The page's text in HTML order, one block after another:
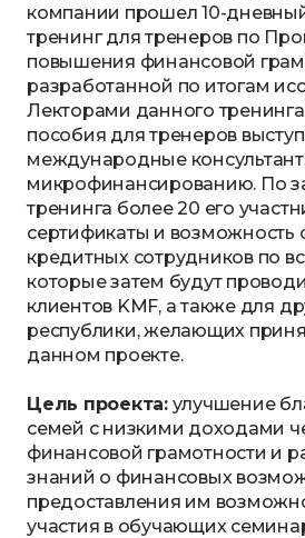
компании прошел 10-
тренинг для тренеров по
повышения финансовой
разработанной по итогам
Лекторами данного
пособия для тренеров
международные
микрофинансированию. По
тренинга более 20 его
сертификаты и возможность
кредитных сотрудников по
которые затем будут
клиентов KMF, а также для
республики, желающих
данном проекте.
Цель проекта:улучшение
семей с низкими доходами
финансовой грамотности и
знаний о финансовых
предоставления им
участия в обучающих